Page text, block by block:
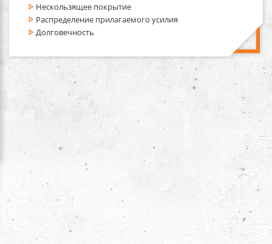
Нескользящее покрытие
Распределение прилагаемого усилия
Долговечность